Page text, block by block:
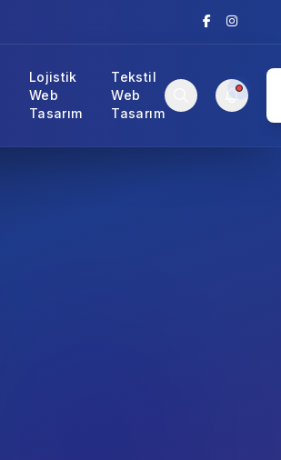
Lojistik
Web
Tasarım
Tekstil
Web
Tasarım